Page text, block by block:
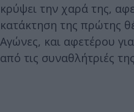
κρύψει την χαρά της,
κατάκτηση της πρώτης
Αγώνες, και αφετέρου
από τις συναθλήτριές